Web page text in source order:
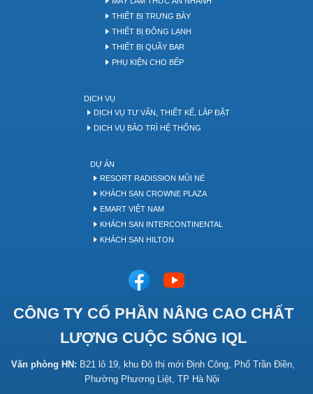
THIẾT BỊ TRƯNG BÀY
THIẾT BỊ ĐÔNG LẠNH
THIẾT BỊ QUẦY BAR
PHỤ KIỆN CHO BẾP
DỊCH VỤ
DỊCH VỤ TƯ VẤN, THIẾT KẾ, LẮP ĐẶT
DỊCH VỤ BẢO TRÌ HỆ THỐNG
DỰ ÁN
RESORT RADISSION MŨI NÉ
KHÁCH SẠN CROWNE PLAZA
EMART VIỆT NAM
KHÁCH SẠN INTERCONTINENTAL
KHÁCH SẠN HILTON
CÔNG TY CỔ PHẦN NÂNG CAO CHẤT
LƯỢNG CUỘC SỐNG IQL
Văn phòng HN: B21 lô 19, khu Đô thị mới Định Công, Phố Trần Điền,
Phường Phương Liệt, TP Hà Nội